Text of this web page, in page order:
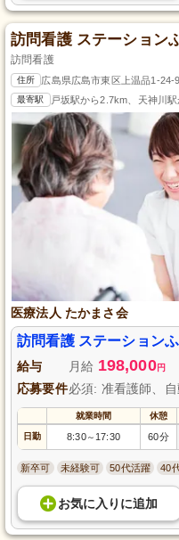
訪問看護 ステーション
訪問看護
住所 広島県広島市東区上温品1-24-9
最寄駅 戸坂駅から2.7km、天神川
医療法人 たかまさ会
訪問看護 ステーション
給与 月給 198,000円
応募要件必須: 准看護師、
就業時間 休憩
日勤 8:30～ 17:30 60分
新卒可 未経験可 50代活躍 40
お気に入り に追加